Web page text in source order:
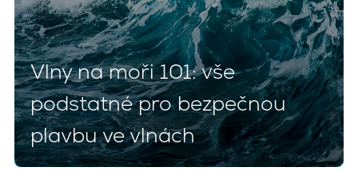
Vlny na moři 101: vše
podstatné pro bezpečnou
plavbu ve vlnách